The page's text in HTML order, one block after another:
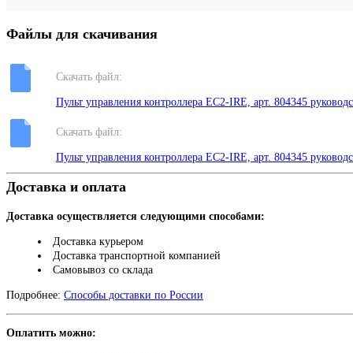
Файлы для скачивания
Скачать файл:
Пульт управления контроллера EC2-IRE, арт. 804345
Скачать файл:
Пульт управления контроллера EC2-IRE, арт. 804345
Доставка и оплата
Доставка осуществляется следующими способами:
Доставка курьером
Доставка транспортной компанией
Самовывоз со склада
Подробнее: Способы доставки по России
Оплатить можно: